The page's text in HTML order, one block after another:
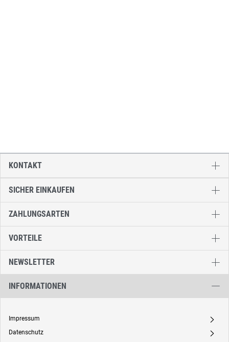
SICHER EINKAUFEN
ZAHLUNGSARTEN
VORTEILE
NEWSLETTER
INFORMATIONEN
Impressum A
Datenschutz A
KONTAKT